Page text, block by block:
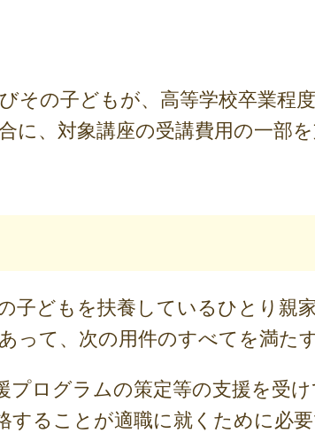
その子どもが、高等学校卒業程
に、対象講座の受講費用の一部を
子どもを扶養しているひとり親
って、次の用件のすべてを満たす
プログラムの策定等の支援を受
することが適職に就くために必